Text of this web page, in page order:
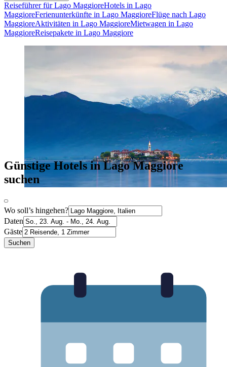
Reiseführer für Lago MaggioreHotels in Lago
MaggioreFerienunterkünfte in Lago MaggioreFlüge nach Lago
MaggioreAktivitäten in Lago MaggioreMietwagen in Lago
MaggioreReisepakete in Lago Maggiore
Günstige Hotels in Lago Maggiore
suchen
Wo soll’s hingehen?
Daten
Gäste
Suchen